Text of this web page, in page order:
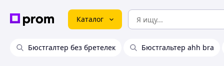
Каталог
Бюстгалтер без бретелек Бюстгальтер ahh bra